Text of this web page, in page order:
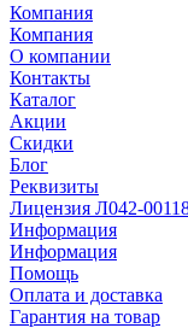
Компания
Компания
О компании
Контакты
Каталог
Акции
Скидки
Блог
Реквизиты
Лицензия Л042-
Информация
Информация
Помощь
Оплата и доставка
Гарантия на товар